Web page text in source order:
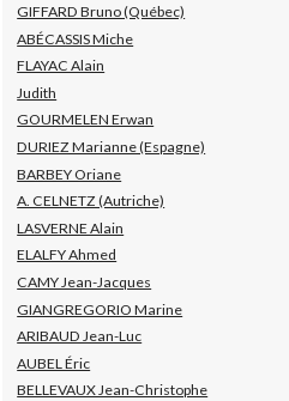
GIFFARD Bruno (Québec)
ABÉCASSIS Miche
FLAYAC Alain
Judith
GOURMELEN Erwan
DURIEZ Marianne (Espagne)
BARBEY Oriane
A. CELNETZ (Autriche)
LASVERNE Alain
ELALFY Ahmed
CAMY Jean-Jacques
GIANGREGORIO Marine
ARIBAUD Jean-Luc
AUBEL Éric
BELLEVAUX Jean-Christophe